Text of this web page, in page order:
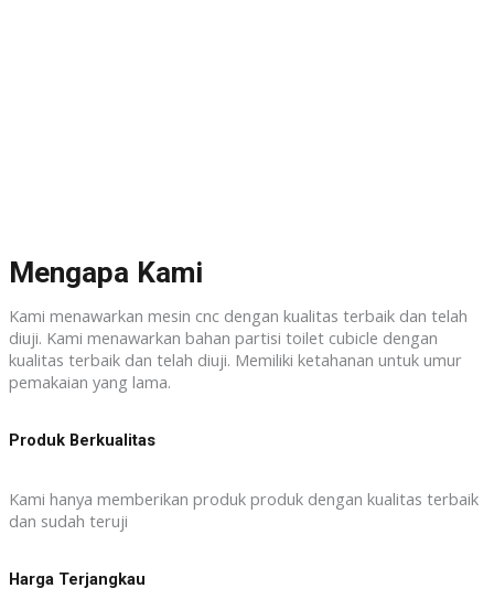
Mengapa Kami
Kami menawarkan mesin cnc dengan kualitas terbaik dan telah
diuji. Kami menawarkan bahan partisi toilet cubicle dengan
kualitas terbaik dan telah diuji. Memiliki ketahanan untuk umur
pemakaian yang lama.
Produk Berkualitas
Kami hanya memberikan produk produk dengan kualitas terbaik
dan sudah teruji
Harga Terjangkau